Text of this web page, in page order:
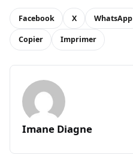
Facebook X WhatsApp
Copier Imprimer
Imane Diagne